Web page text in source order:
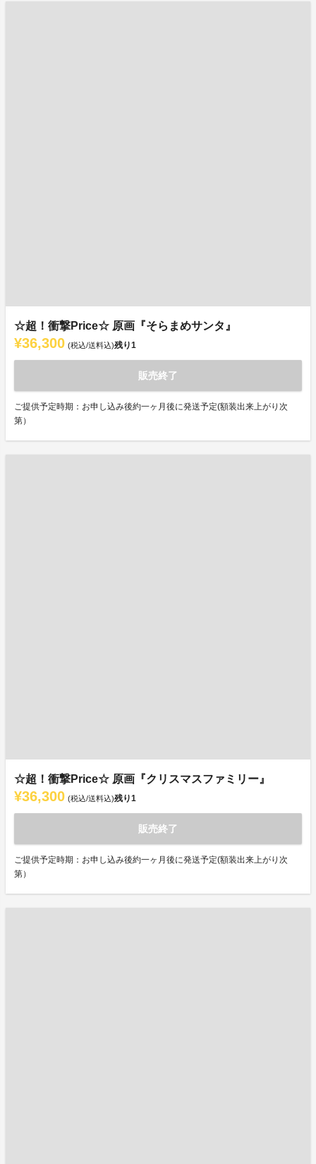
☆超！衝撃Price☆ 原画『そらまめサンタ』
¥36,300 (税込/送料込)残り1
販売終了
ご提供予定時期：お申し込み後約一ヶ月後に発送予定(額装出来上がり次
第）
☆超！衝撃Price☆ 原画『クリスマスファミリー』
¥36,300 (税込/送料込)残り1
販売終了
ご提供予定時期：お申し込み後約一ヶ月後に発送予定(額装出来上がり次
第）